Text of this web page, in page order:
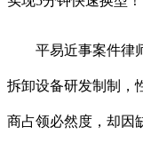
平易近事案件律师
拆卸设备研发制制，
商占领必然度，却因